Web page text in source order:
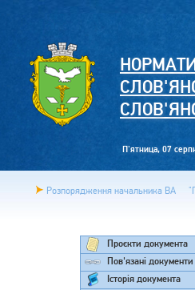
П'ятница, 07
Розпорядження начальника ВА
Проєкти документа
Пов'язані документи
Історія документа